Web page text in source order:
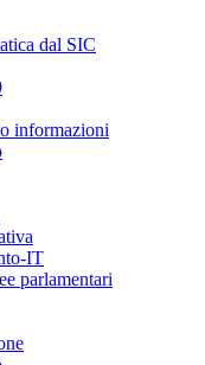
dal SIC
informazioni
IT
parlamentari